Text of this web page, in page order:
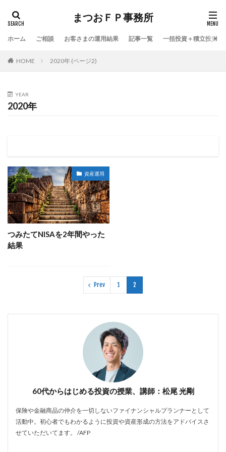
まつおＦＰ事務所
ホーム ご相談 お客さまの運用結果 記事一覧 一括投資＋積立投資シ
HOME 2020年 (ページ2)
YEAR
2020年
資産運用
つみたてNISAを2年間やった
結果
Prev 1 2
60代からはじめる投資の授業、講師：松尾 光剛
保険や金融商品の仲介を一切しないファイナンシャルプランナーとして
活動中。初心者でもわかるように投資や資産形成の方法をアドバイスさ
せていただいてます。 /AFP